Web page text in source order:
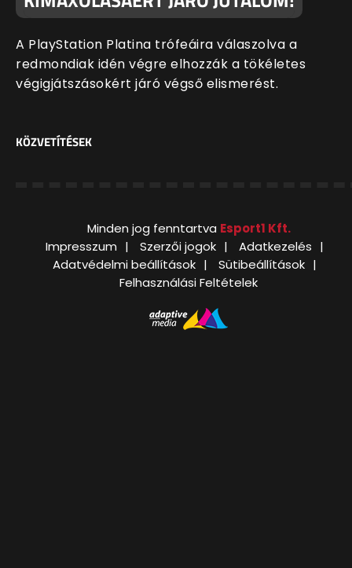
A PlayStation Platina trófeáira válaszolva a
redmondiak idén végre elhozzák a tökéletes
végigjátszásokért járó végső elismerést.
KÖZVETÍTÉSEK
Minden jog fenntartva Esport1 Kft.
Impresszum
Szerzői jogok
Adatkezelés
Adatvédelmi beállítások
Sütibeállítások
Felhasználási Feltételek